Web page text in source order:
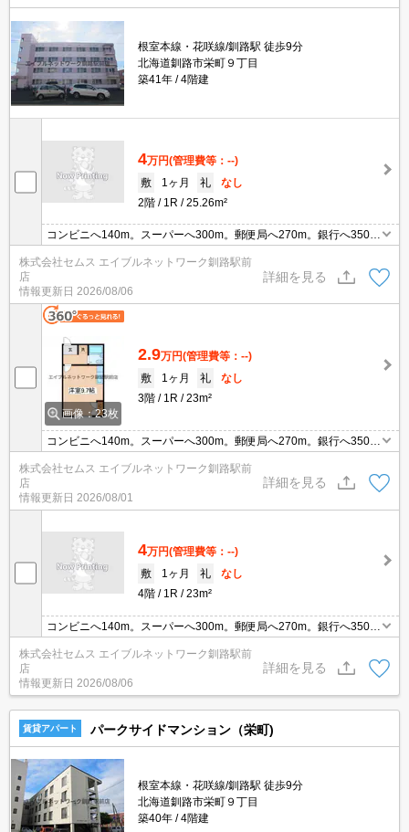
根室本線・花咲線/釧路駅 徒歩9分
北海道釧路市栄町９丁目
築41年
4階建
4万円(管理費等：--)
敷
1ヶ月 礼
なし
2階
1R 25.26m²
コンビニへ140m。スーパーへ300m。郵便局へ270m。銀行へ350
株式会社セムス エイブルネットワーク釧路駅前
店
情報更新日 2026/08/06
詳細を見る
画像：23枚
2.9万円(管理費等：--)
敷
1ヶ月 礼
なし
3階
1R 23m²
コンビニへ140m。スーパーへ300m。郵便局へ270m。銀行へ350
m。
株式会社セムス エイブルネットワーク釧路駅前
店
情報更新日 2026/08/01
詳細を見る
4万円(管理費等：--)
敷
1ヶ月 礼
なし
4階
1R 23m²
コンビニへ140m。スーパーへ300m。郵便局へ270m。銀行へ350
m。
株式会社セムス エイブルネットワーク釧路駅前
店
情報更新日 2026/08/06
詳細を見る
賃貸アパート パークサイドマンション（栄町)
根室本線・花咲線/釧路駅 徒歩9分
北海道釧路市栄町９丁目
築40年
4階建